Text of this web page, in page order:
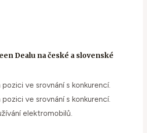
Dealu na české a slovenské
ve srovnání s konkurencí.
ve srovnání s konkurencí.
elektromobilů.